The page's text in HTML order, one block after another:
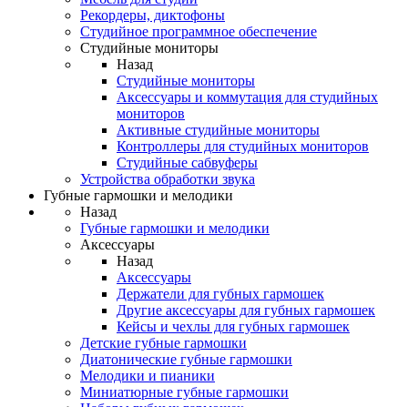
Рекордеры, диктофоны
Студийное программное обеспечение
Студийные мониторы
Назад
Студийные мониторы
Аксессуары и коммутация для студийных
мониторов
Активные студийные мониторы
Контроллеры для студийных мониторов
Студийные сабвуферы
Устройства обработки звука
Губные гармошки и мелодики
Назад
Губные гармошки и мелодики
Аксессуары
Назад
Аксессуары
Держатели для губных гармошек
Другие аксессуары для губных гармошек
Кейсы и чехлы для губных гармошек
Детские губные гармошки
Диатонические губные гармошки
Мелодики и пианики
Миниатюрные губные гармошки